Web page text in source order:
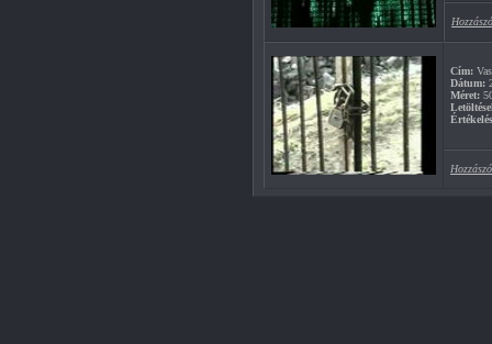
Cím:
Dátum:
Méret: